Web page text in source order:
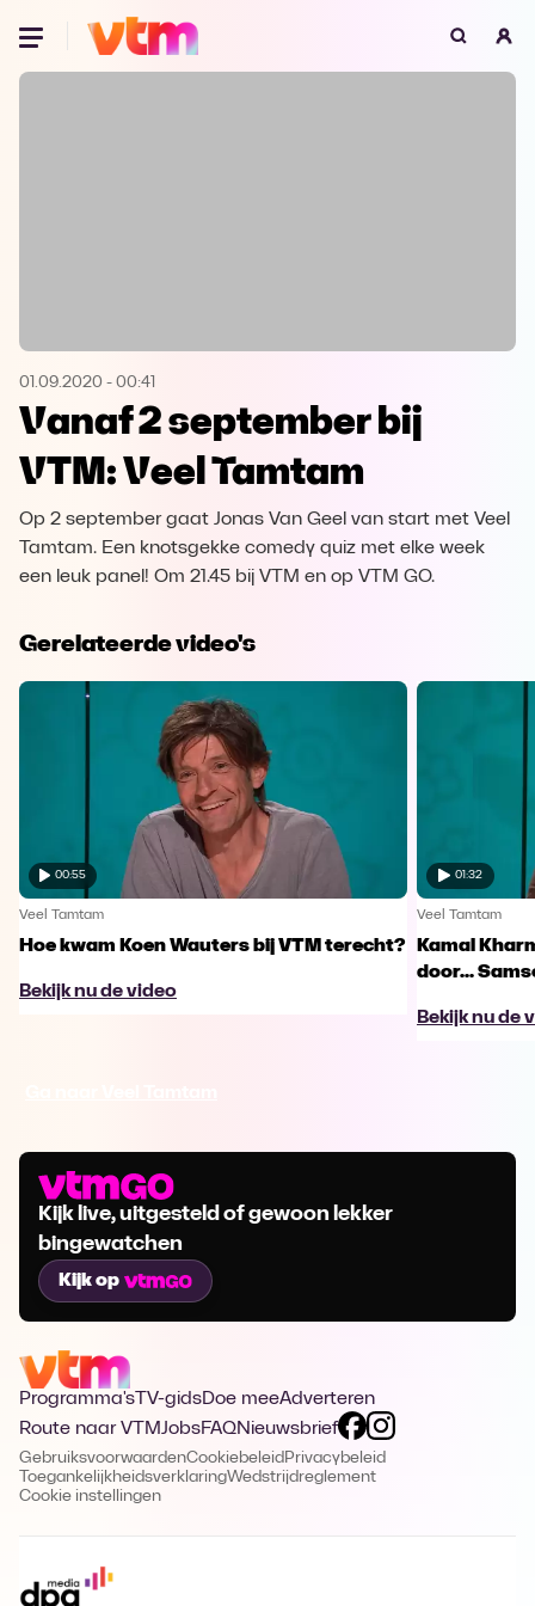
Oeps, browser niet ondersteund
Microsoft Edge Download
Opera
01.09.2020 - 00:41
Vanaf 2 september bij
VTM: Veel Tamtam
Op 2 september gaat Jonas Van Geel van start met Veel
Tamtam. Een knotsgekke comedy quiz met elke week
een leuk panel! Om 21.45 bij VTM en op VTM GO.
Gerelateerde video's
00:55
Veel Tamtam
Hoe kwam Koen Wauters bij VTM terecht?
Bekijk nu de video
01:32
Veel Tamtam
Kamal
door...
Bekijk nu de
Kijk live, uitgesteld of gewoon lekker
bingewatchen
Kijk op
Programma's TV-gidsDoe meeAdverteren
Route naar VTMJobsFAQNieuwsbrief
GebruiksvoorwaardenCookiebeleid Privacybeleid
ToegankelijkheidsverklaringWedstrijdreglement
Cookie instellingen